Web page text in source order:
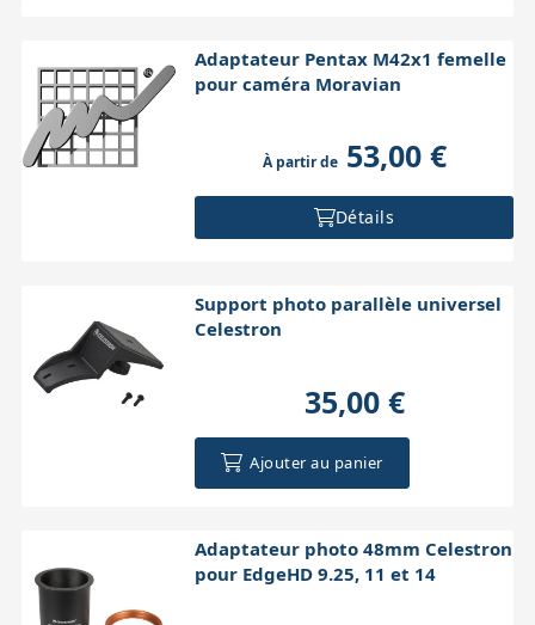
Adaptateur Pentax M42x1 femelle
pour caméra Moravian
À partir de53,00 €
Détails
Support photo parallèle universel
Celestron
35,00 €
Ajouter au panier
Adaptateur photo 48mm Celestron
pour EdgeHD 9.25, 11 et 14